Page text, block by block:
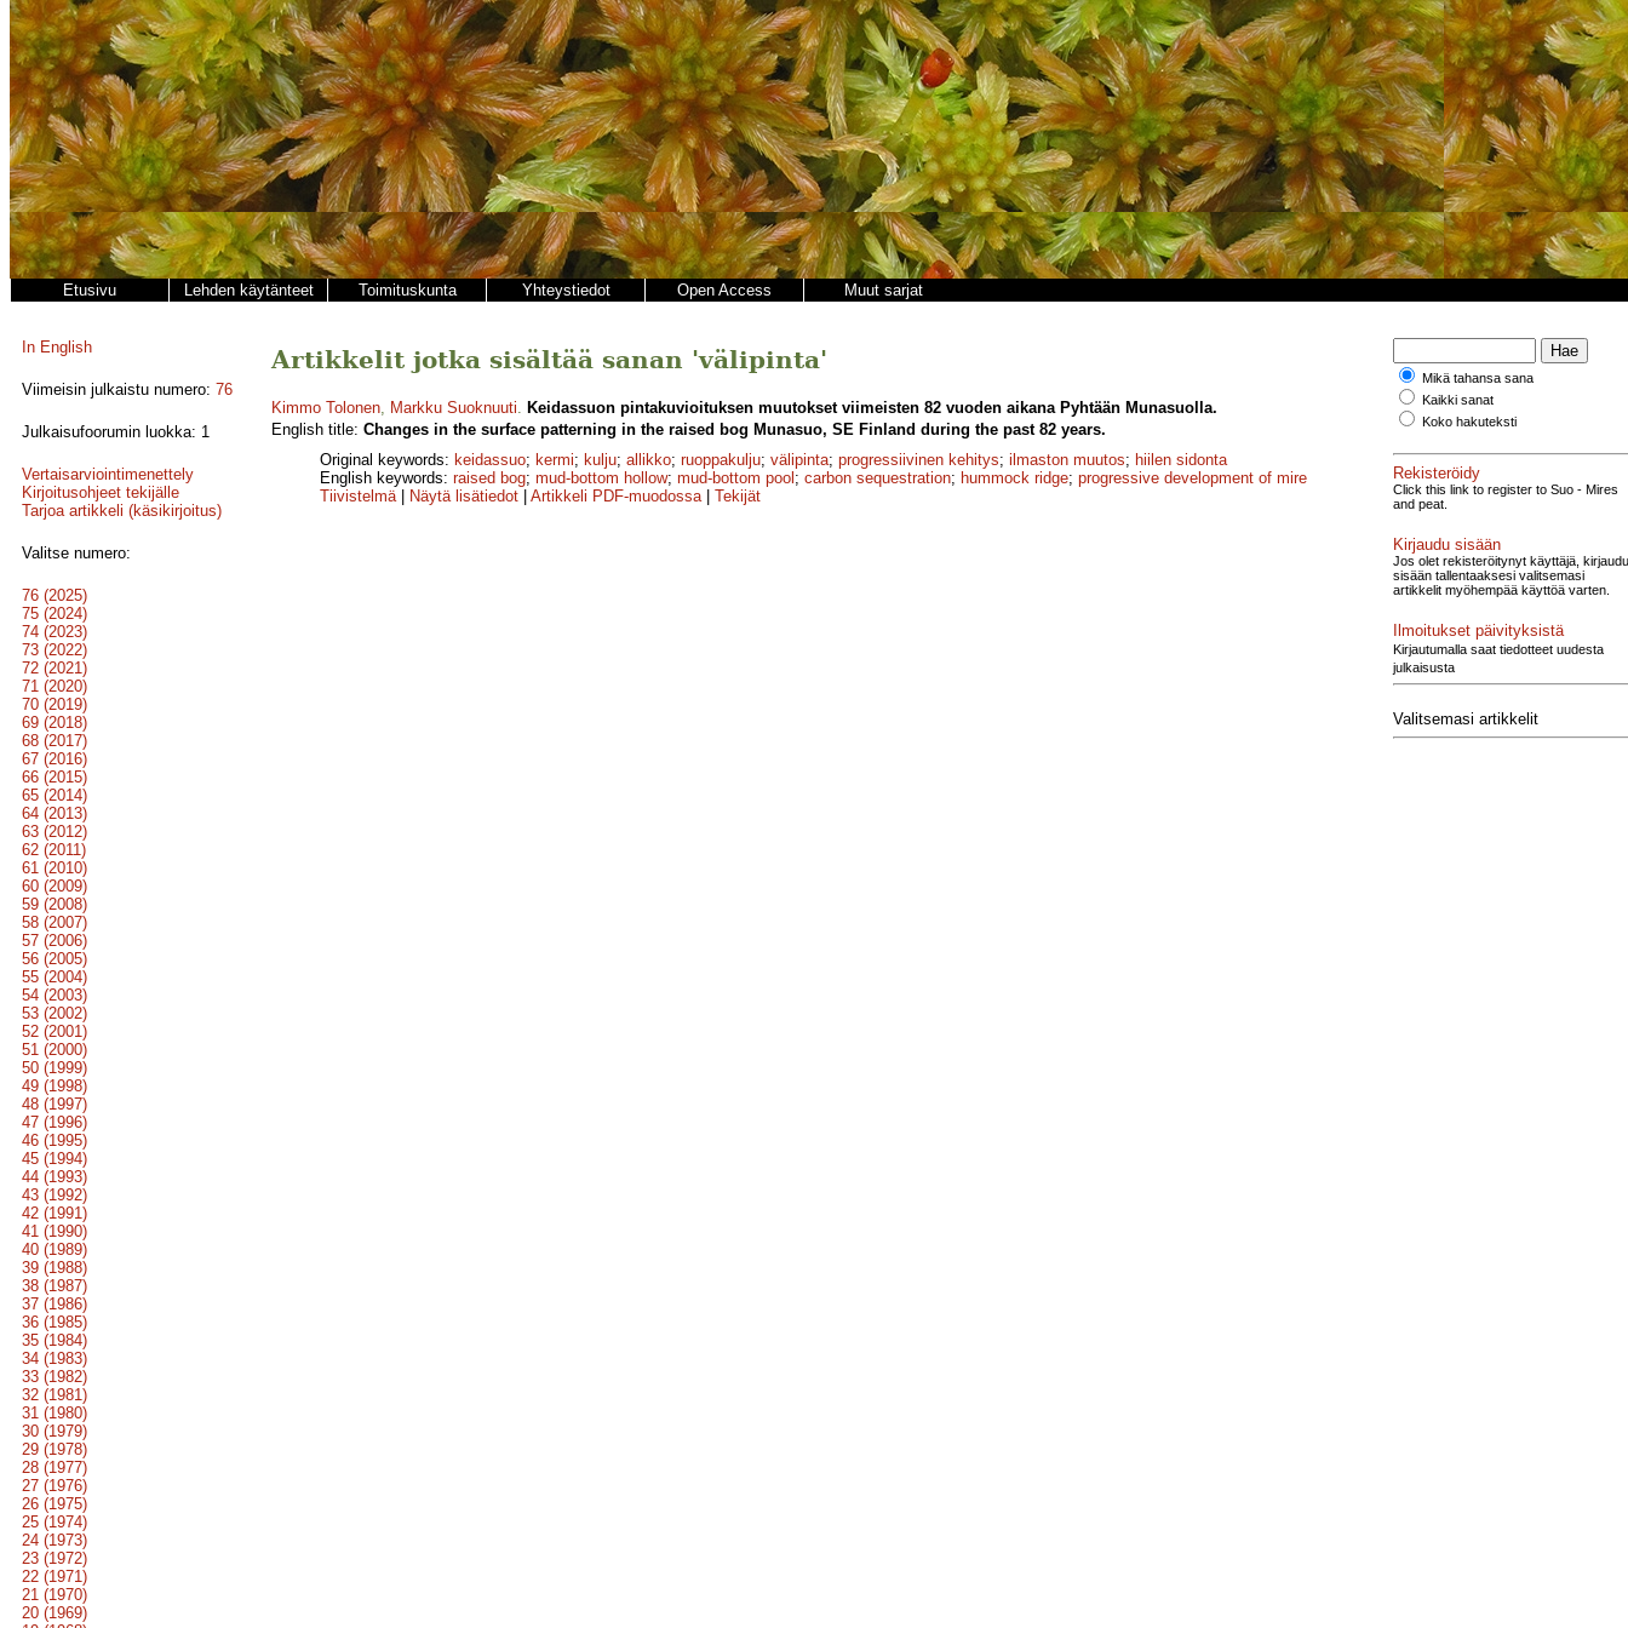
Etusivu Lehden käytänteet Toimituskunta Yhteystiedot Open Access Muut sarjat
In English
Viimeisin julkaistu numero: 76
Julkaisufoorumin luokka: 1
Vertaisarviointimenettely
Kirjoitusohjeet tekijälle
Tarjoa artikkeli (käsikirjoitus)
Valitse numero:
76 (2025)
75 (2024)
74 (2023)
73 (2022)
72 (2021)
71 (2020)
70 (2019)
69 (2018)
68 (2017)
67 (2016)
66 (2015)
65 (2014)
64 (2013)
63 (2012)
62 (2011)
61 (2010)
60 (2009)
59 (2008)
58 (2007)
57 (2006)
56 (2005)
55 (2004)
54 (2003)
53 (2002)
52 (2001)
51 (2000)
50 (1999)
49 (1998)
48 (1997)
47 (1996)
46 (1995)
45 (1994)
44 (1993)
43 (1992)
42 (1991)
41 (1990)
40 (1989)
39 (1988)
38 (1987)
37 (1986)
36 (1985)
35 (1984)
34 (1983)
33 (1982)
32 (1981)
31 (1980)
30 (1979)
29 (1978)
28 (1977)
27 (1976)
26 (1975)
25 (1974)
24 (1973)
23 (1972)
22 (1971)
21 (1970)
20 (1969)
Artikkelit jotka sisältää sanan 'välipinta'
Kimmo Tolonen, Markku Suoknuuti. Keidassuon pintakuvioituksen muutokset viimeisten 82 vuoden aikana Pyhtään Munasuolla.
English title: Changes in the surface patterning in the raised bog Munasuo, SE Finland during the past 82 years.
Original keywords: keidassuo; kermi; kulju; allikko; ruoppakulju; välipinta; progressiivinen kehitys; ilmaston muutos; hiilen sidonta
English keywords: raised bog; mud-bottom hollow; mud-bottom pool ; carbon sequestration; hummock ridge; progressive development of mire
Tiivistelmä| Näytä lisätiedot Artikkeli PDF-muodossa| Tekijät
Mikä tahansa sana
Kaikki sanat
Koko hakuteksti
Rekisteröidy
Click this link to register to Suo - Mires
and peat.
Kirjaudu sisään
Jos olet rekisteröitynyt käyttäjä, kirjaudu
sisään tallentaaksesi valitsemasi
artikkelit myöhempää käyttöä varten.
Ilmoitukset päivityksistä
Kirjautumalla saat tiedotteet uudesta
julkaisusta
Valitsemasi artikkelit